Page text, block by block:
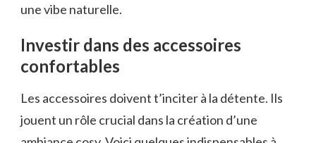
une vibe naturelle.
Investir dans des accessoires
confortables
Les accessoires doivent t’inciter à la détente. Ils
jouent un rôle crucial dans la création d’une